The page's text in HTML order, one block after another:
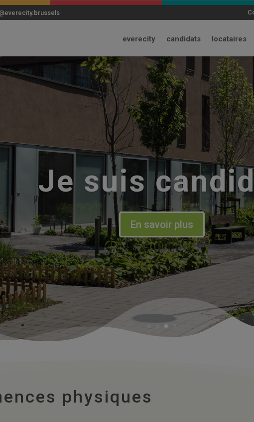
everecity candidats locataires
Je suis
En savoir plus
physiques
modal-check